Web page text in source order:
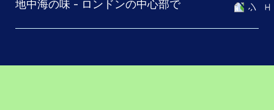
地中海の味 - ロンドンの中心部で